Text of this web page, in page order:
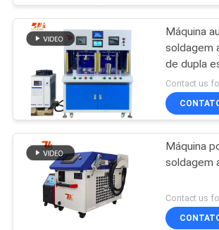
Máquina
soldagem
de dupla
Máquina
soldagem